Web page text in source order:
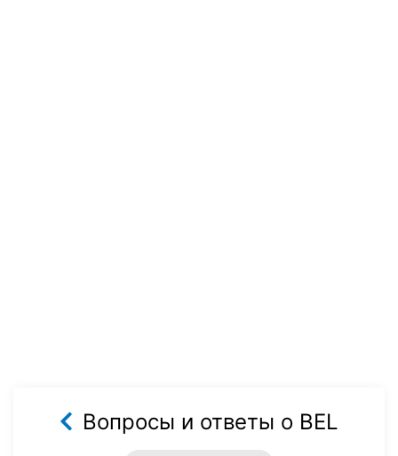
Вопросы и ответы о BEL